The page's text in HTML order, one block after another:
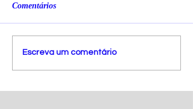
Comentários
Escreva um comentário